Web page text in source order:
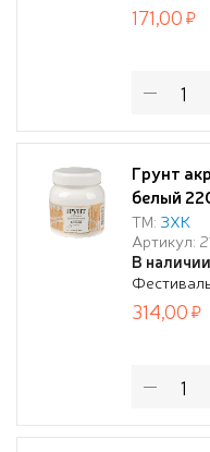
171,00
Грунт
белый
ТМ: ЗХК
Артикул:
В
314,00